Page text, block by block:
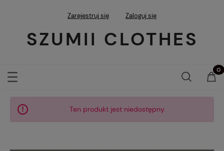
Zarejestruj się Zaloguj się
SZUMII CLOTHES
Ten produkt jest niedostępny.